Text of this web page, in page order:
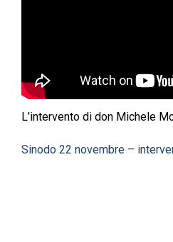
L’intervento di don Michele
Sinodo 22 novembre –